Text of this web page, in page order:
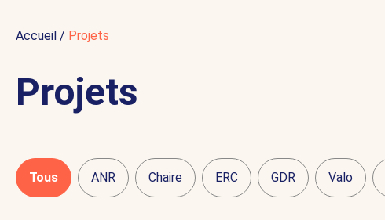
Accueil / Projets
Projets
Tous ANR Chaire ERC GDR Valo